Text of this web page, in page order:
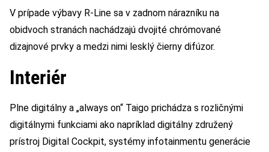
V prípade výbavy R-Line sa v zadnom nárazníku na
obidvoch stranách nachádzajú dvojité chrómované
dizajnové prvky a medzi nimi lesklý čierny difúzor.
Interiér
Plne digitálny a „always on“ Taigo prichádza s rozličnými
digitálnymi funkciami ako napríklad digitálny združený
prístroj Digital Cockpit, systémy infotainmentu generácie